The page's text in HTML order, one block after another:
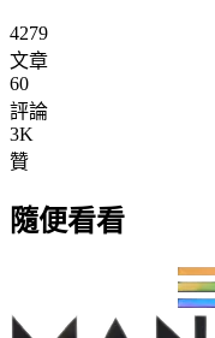
4279
文章
60
評論
3K
贊
隨便看看